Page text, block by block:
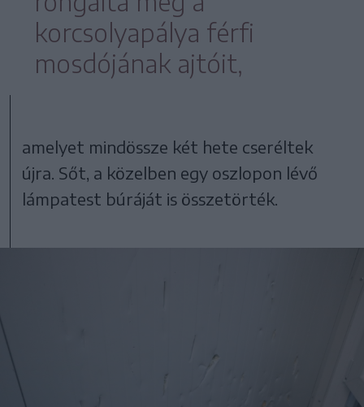
korcsolyapálya férfi
mosdójának ajtóit,
amelyet mindössze két hete cseréltek
újra. Sőt, a közelben egy oszlopon lévő
lámpatest búráját is összetörték.